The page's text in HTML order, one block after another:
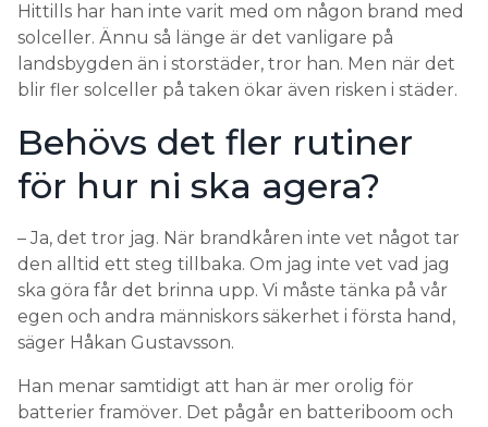
Hittills har han inte varit med om någon brand med
solceller. Ännu så länge är det vanligare på
landsbygden än i storstäder, tror han. Men när det
blir fler solceller på taken ökar även risken i städer.
Behövs det fler rutiner
för hur ni ska agera?
– Ja, det tror jag. När brandkåren inte vet något tar
den alltid ett steg tillbaka. Om jag inte vet vad jag
ska göra får det brinna upp. Vi måste tänka på vår
egen och andra människors säkerhet i första hand,
säger Håkan Gustavsson.
Han menar samtidigt att han är mer orolig för
batterier framöver. Det pågår en batteriboom och